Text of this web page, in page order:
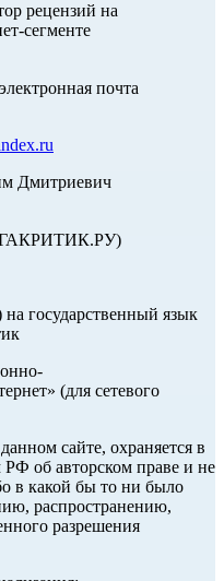
рецензий на
сегменте
почта
Дмитриевич
государственный язык
(для сетевого
сайте, охраняется в
РФ об авторском праве и не
в какой бы то ни было
распространению,
разрешения